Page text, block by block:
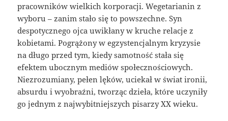
pracowników wielkich korporacji. Wegetarianin z
wyboru – zanim stało się to powszechne. Syn
despotycznego ojca uwikłany w kruche relacje z
kobietami. Pogrążony w egzystencjalnym kryzysie
na długo przed tym, kiedy samotność stała się
efektem ubocznym mediów społecznościowych.
Niezrozumiany, pełen lęków, uciekał w świat ironii,
absurdu i wyobraźni, tworząc dzieła, które uczyniły
go jednym z najwybitniejszych pisarzy XX wieku.